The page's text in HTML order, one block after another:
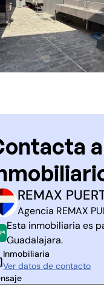
P REMAX
Agencia REMAX
Esta inmobiliaria es
Guadalajara.
Inmobiliaria
Ver datos de contacto